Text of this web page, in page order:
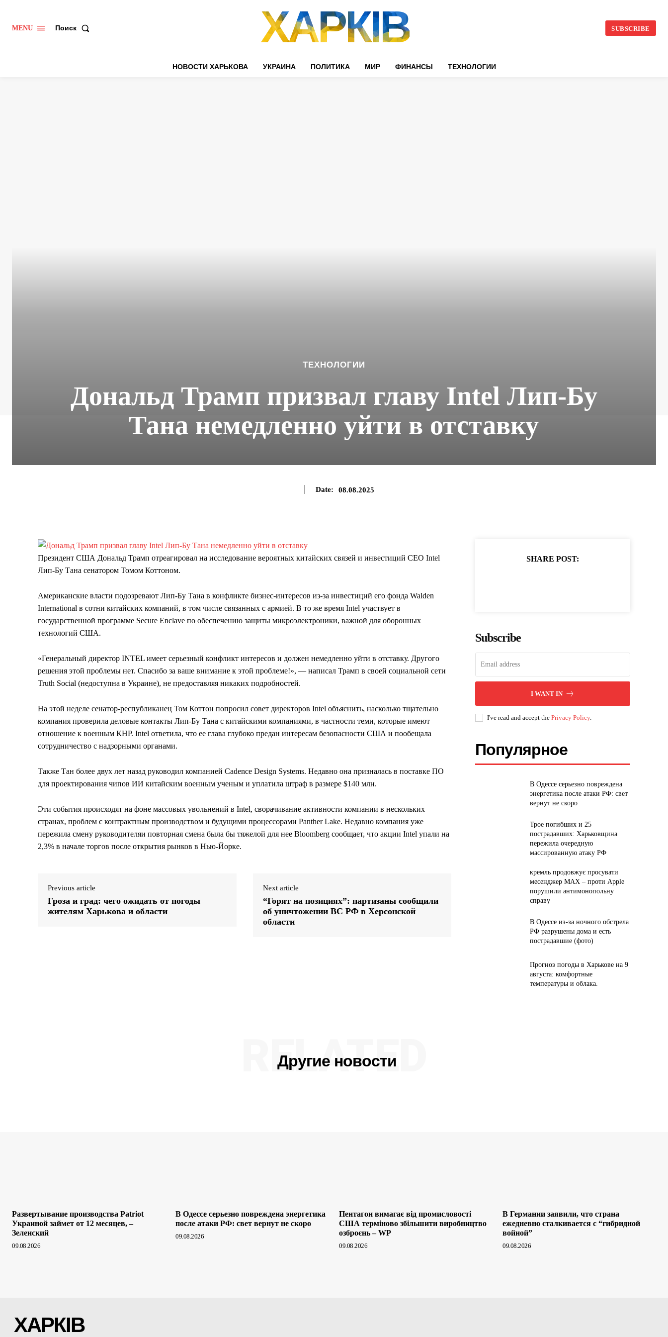
MENU Поиск ХАРКІВ SUBSCRIBE
НОВОСТИ ХАРЬКОВА УКРАИНА ПОЛИТИКА МИР ФИНАНСЫ ТЕХНОЛОГИИ
ТЕХНОЛОГИИ
Дональд Трамп призвал главу Intel Лип-Бу
Тана немедленно уйти в отставку
Date: 08.08.2025
Президент США Дональд Трамп отреагировал на исследование вероятных китайских связей и инвестиций CEO Intel
Лип-Бу Тана сенатором Томом Коттоном.
Американские власти подозревают Лип-Бу Тана в конфликте бизнес-интересов из-за инвестиций его фонда Walden
International в сотни китайских компаний, в том числе связанных с армией. В то же время Intel участвует в
государственной программе Secure Enclave по обеспечению защиты микроэлектроники, важной для оборонных
технологий США.
«Генеральный директор INTEL имеет серьезный конфликт интересов и должен немедленно уйти в отставку. Другого
решения этой проблемы нет. Спасибо за ваше внимание к этой проблеме!», — написал Трамп в своей социальной сети
Truth Social (недоступна в Украине), не предоставляя никаких подробностей.
На этой неделе сенатор-республиканец Том Коттон попросил совет директоров Intel объяснить, насколько тщательно
компания проверила деловые контакты Лип-Бу Тана с китайскими компаниями, в частности теми, которые имеют
отношение к военным КНР. Intel ответила, что ее глава глубоко предан интересам безопасности США и пообещала
сотрудничество с надзорными органами.
Также Тан более двух лет назад руководил компанией Cadence Design Systems. Недавно она призналась в поставке ПО
для проектирования чипов ИИ китайским военным ученым и уплатила штраф в размере $140 млн.
Эти события происходят на фоне массовых увольнений в Intel, сворачивание активности компании в нескольких
странах, проблем с контрактным производством и будущими процессорами Panther Lake. Недавно компания уже
пережила смену руководителяи повторная смена была бы тяжелой для нее Bloomberg сообщает, что акции Intel упали на
2,3% в начале торгов после открытия рынков в Нью-Йорке.
Previous article
Гроза и град: чего ожидать от погоды
жителям Харькова и области
Next article
“Горят на позициях”: партизаны сообщили
об уничтожении ВС РФ в Херсонской
области
SHARE POST:
Subscribe
I WANT IN
I've read and accept thePrivacy Policy.
Популярное
В Одессе серьезно повреждена
энергетика после атаки РФ: свет
вернут не скоро
Трое погибших и 25
пострадавших: Харьковщина
пережила очередную
массированную атаку РФ
кремль продовжує просувати
месенджер MAX – проти Apple
порушили антимонопольну
справу
В Одессе из-за ночного обстрела
РФ разрушены дома и есть
пострадавшие (фото)
Прогноз погоды в Харькове на 9
августа: комфортные
температуры и облака.
Другие новости
RELATED
Развертывание производства Patriot
Украиной займет от 12 месяцев, –
Зеленский
09.08.2026
В Одессе серьезно повреждена энергетика
после атаки РФ: свет вернут не скоро
09.08.2026
Пентагон вимагає від промисловості
США терміново збільшити виробництво
озброєнь – WP
09.08.2026
В Германии заявили, что страна
ежедневно сталкивается с “гибридной
войной”
09.08.2026
ХАРКІВ